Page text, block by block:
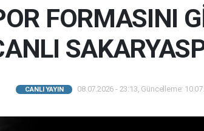
FORMASINI
CANLI YAYIN 08.07.2026 - 23:13, Güncelleme: